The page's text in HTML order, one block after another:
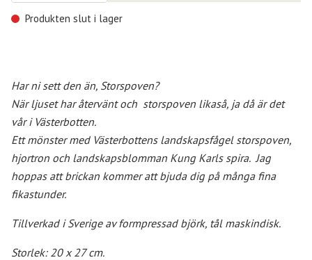
Produkten slut i lager
Har ni sett den än, Storspoven?
När ljuset har återvänt och storspoven likaså, ja då är det
vår i Västerbotten.
Ett mönster med Västerbottens landskapsfågel storspoven,
hjortron och landskapsblomman Kung Karls spira.Jag
hoppas att brickan kommer att bjuda dig på många fina
fikastunder.
Tillverkad i Sverige av formpressad björk, tål maskindisk.
Storlek: 20 x 27 cm.